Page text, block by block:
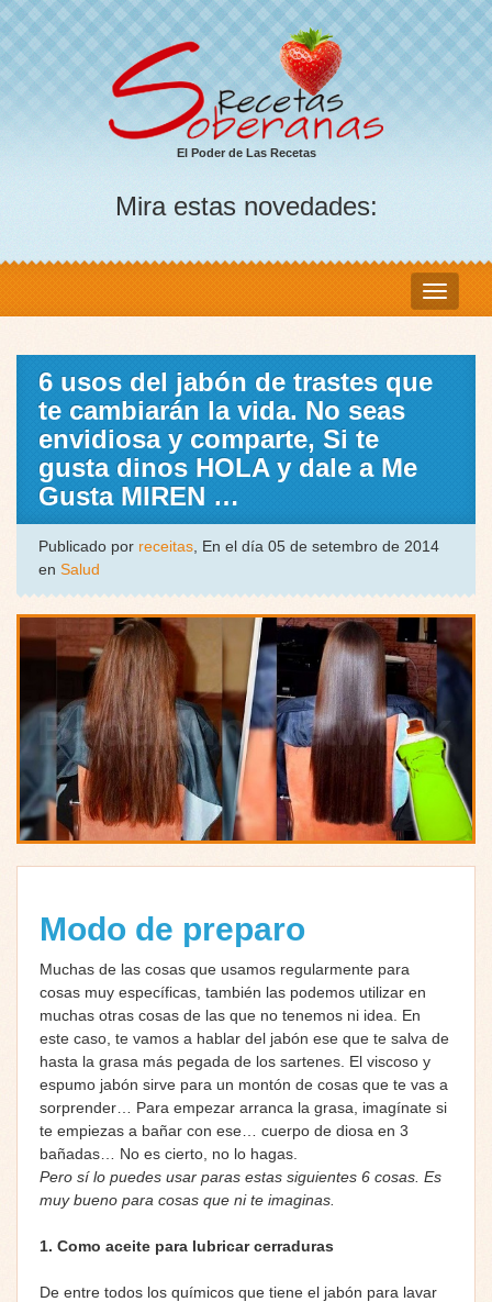
El Poder de Las Recetas
Mira estas novedades:
6 usos del jabón de trastes que
te cambiarán la vida. No seas
envidiosa y comparte, Si te
gusta dinos HOLA y dale a Me
Gusta MIREN …
Publicado por receitas, En el día 05 de setembro de 2014
en Salud
Modo de preparo
Muchas de las cosas que usamos regularmente para
cosas muy específicas, también las podemos utilizar en
muchas otras cosas de las que no tenemos ni idea. En
este caso, te vamos a hablar del jabón ese que te salva de
hasta la grasa más pegada de los sartenes. El viscoso y
espumo jabón sirve para un montón de cosas que te vas a
sorprender… Para empezar arranca la grasa, imagínate si
te empiezas a bañar con ese… cuerpo de diosa en 3
bañadas… No es cierto, no lo hagas.
Pero sí lo puedes usar paras estas siguientes 6 cosas. Es
muy bueno para cosas que ni te imaginas.
1. Como aceite para lubricar cerraduras
De entre todos los químicos que tiene el jabón para lavar